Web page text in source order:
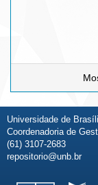
Universidade de
Coordenadoria de
(61) 3107-2683
repositorio@unb.br